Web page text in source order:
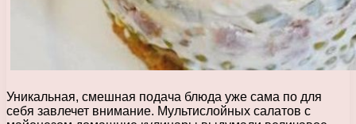
Уникальная, смешная подача блюда уже сама по для
себя завлечет внимание. Мультислойных салатов с